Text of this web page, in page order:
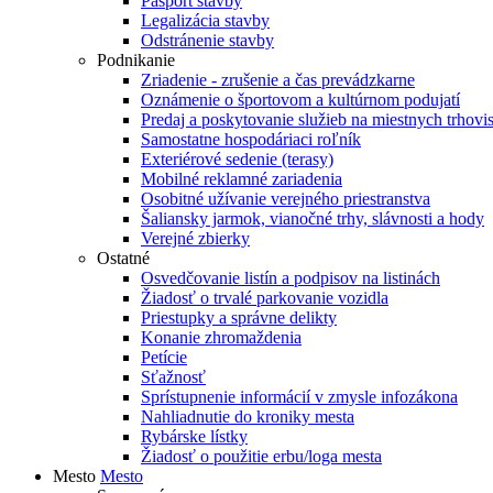
Legalizácia stavby
Odstránenie stavby
Podnikanie
Zriadenie - zrušenie a čas prevádzkarne
Oznámenie o športovom a kultúrnom podujatí
Predaj a poskytovanie služieb na miestnych
Samostatne hospodáriaci roľník
Exteriérové sedenie (terasy)
Mobilné reklamné zariadenia
Osobitné užívanie verejného priestranstva
Šaliansky jarmok, vianočné trhy, slávnosti a hody
Verejné zbierky
Ostatné
Osvedčovanie listín a podpisov na listinách
Žiadosť o trvalé parkovanie vozidla
Priestupky a správne delikty
Konanie zhromaždenia
Petície
Sťažnosť
Sprístupnenie informácií v zmysle infozákona
Nahliadnutie do kroniky mesta
Rybárske lístky
Žiadosť o použitie erbu/loga mesta
Mesto Mesto